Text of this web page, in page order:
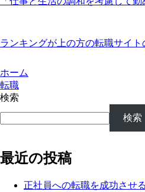
ランキングが上の方の転職サイ
ホーム
転職
検索
検索
最近の投稿
正社員への転職を成功させ